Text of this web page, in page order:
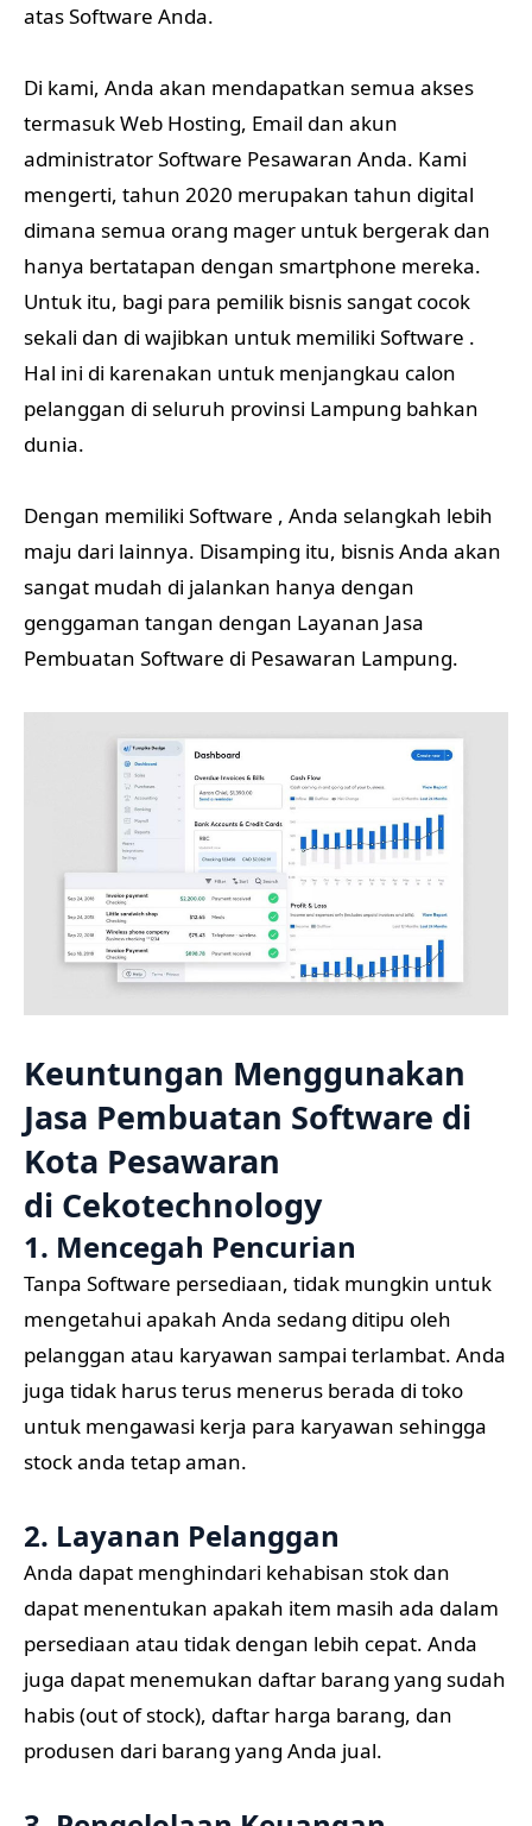
atas Software Anda.
Di kami, Anda akan mendapatkan semua akses
termasuk Web Hosting, Email dan akun
administrator Software Pesawaran Anda. Kami
mengerti, tahun 2020 merupakan tahun digital
dimana semua orang mager untuk bergerak dan
hanya bertatapan dengan smartphone mereka.
Untuk itu, bagi para pemilik bisnis sangat cocok
sekali dan di wajibkan untuk memiliki Software .
Hal ini di karenakan untuk menjangkau calon
pelanggan di seluruh provinsi Lampung bahkan
dunia.
Dengan memiliki Software , Anda selangkah lebih
maju dari lainnya. Disamping itu, bisnis Anda akan
sangat mudah di jalankan hanya dengan
genggaman tangan dengan Layanan Jasa
Pembuatan Software di Pesawaran Lampung.
Keuntungan Menggunakan
Jasa Pembuatan Software di
Kota Pesawaran
di Cekotechnology
1. Mencegah Pencurian
Tanpa Software persediaan, tidak mungkin untuk
mengetahui apakah Anda sedang ditipu oleh
pelanggan atau karyawan sampai terlambat. Anda
juga tidak harus terus menerus berada di toko
untuk mengawasi kerja para karyawan sehingga
stock anda tetap aman.
2. Layanan Pelanggan
Anda dapat menghindari kehabisan stok dan
dapat menentukan apakah item masih ada dalam
persediaan atau tidak dengan lebih cepat. Anda
juga dapat menemukan daftar barang yang sudah
habis (out of stock), daftar harga barang, dan
produsen dari barang yang Anda jual.